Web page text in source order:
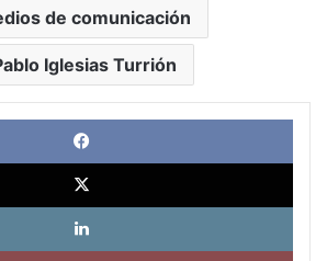
de comunicación
Iglesias Turrión
X